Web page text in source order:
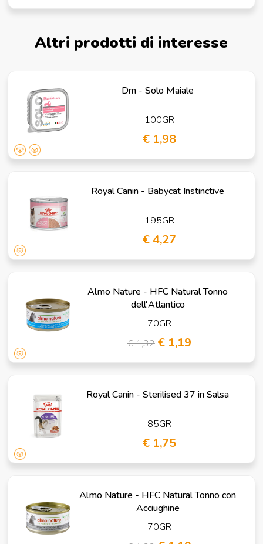
Altri prodotti di interesse
Drn - Solo Maiale
100GR
€ 1,98
Royal Canin - Babycat Instinctive
195GR
€ 4,27
Almo Nature - HFC Natural Tonno
dell'Atlantico
70GR
€ 1,32 € 1,19
Royal Canin - Sterilised 37 in Salsa
85GR
€ 1,75
Almo Nature - HFC Natural Tonno con
Acciughine
70GR